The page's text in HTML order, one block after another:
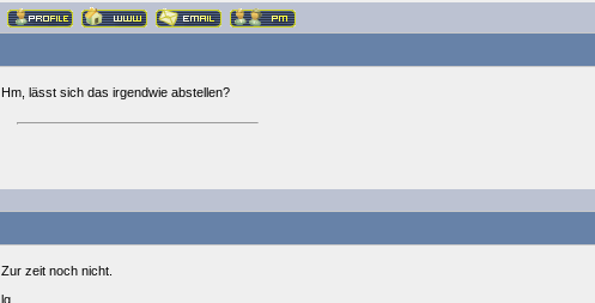
Hm, lässt sich das irgendwie abstellen?
Zur zeit noch nicht.
lg